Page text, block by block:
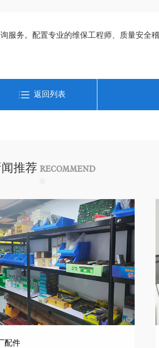
服务。配置专业的维保工程师、质量安全
返回列表
推荐 RECOMMEND
配件